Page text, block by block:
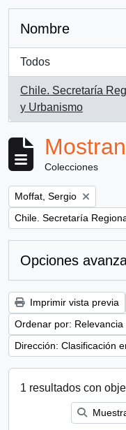
Nombre
Todos
Chile. Secretaría
y Urbanismo
, 1 resultados
Colecciones
Remove filter:
Moffat, Sergio
Remove filter:
Opciones
Imprimir vista previa
Ordenar por: Relevancia
Dirección: Clasificación
1 resultados con